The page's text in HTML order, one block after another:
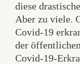
diese
Aber zu viele.
Covid-19
der
Covid-19-